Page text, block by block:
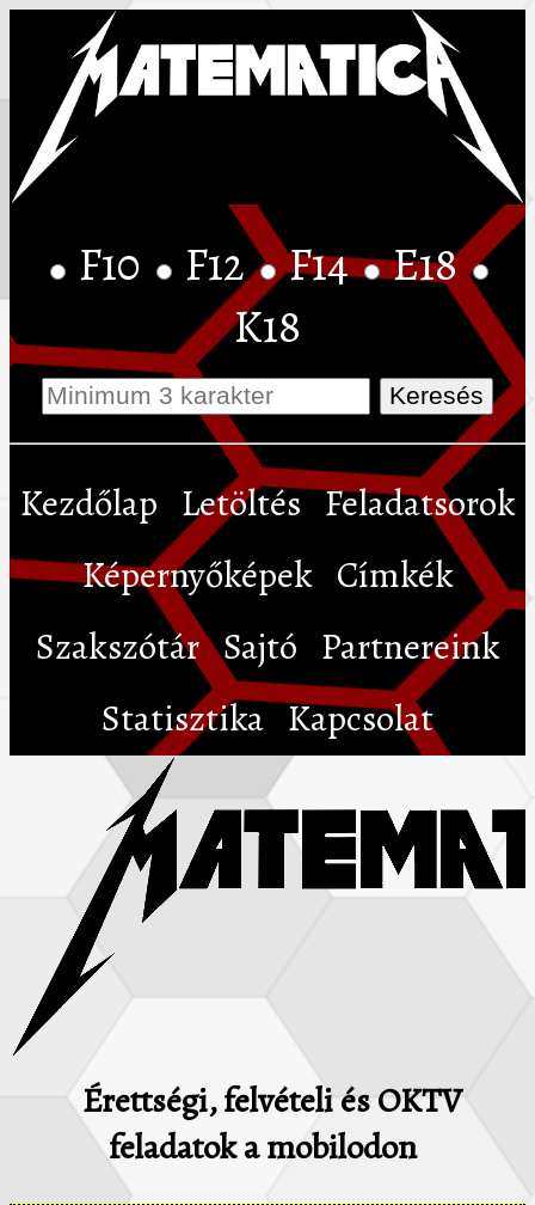
F10 F12 F14 E18
K18
Kezdőlap Letöltés Feladatsorok
Képernyőképek Címkék
Szakszótár Sajtó Partnereink
Statisztika Kapcsolat
Érettségi, felvételi és OKTV
feladatok a mobilodon